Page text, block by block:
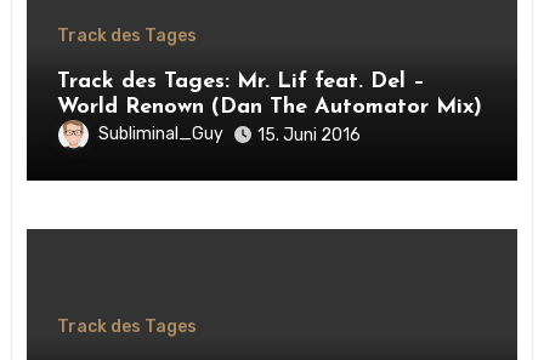
Track des Tages
Track des Tages: Mr. Lif feat. Del –
World Renown (Dan The Automator Mix)
Subliminal_Guy 15. Juni 2016
Track des Tages